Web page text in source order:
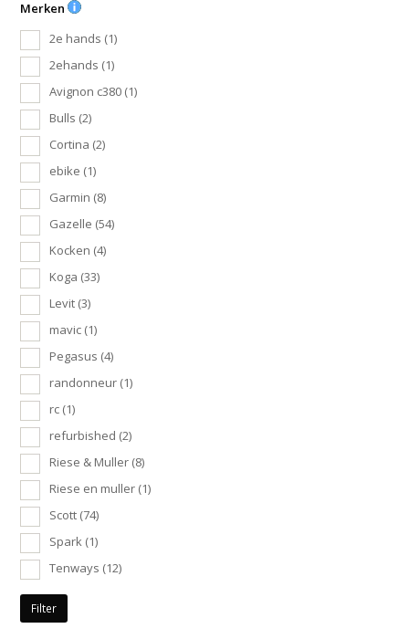
Merken
2e hands (1)
2ehands (1)
Avignon c380 (1)
Bulls (2)
Cortina (2)
ebike (1)
Garmin (8)
Gazelle (54)
Kocken (4)
Koga (33)
Levit (3)
mavic (1)
Pegasus (4)
randonneur (1)
rc (1)
refurbished (2)
Riese & Muller (8)
Riese en muller (1)
Scott (74)
Spark (1)
Tenways (12)
Filter